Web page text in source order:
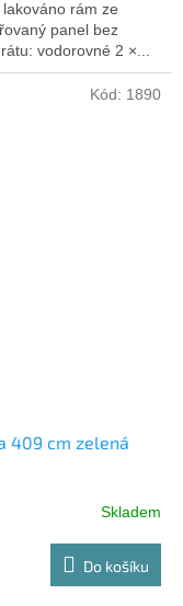
rám ze
panel bez
vodorovné 2 ×...
409 cm zelená
Skladem
Do košíku
Kód: 1890